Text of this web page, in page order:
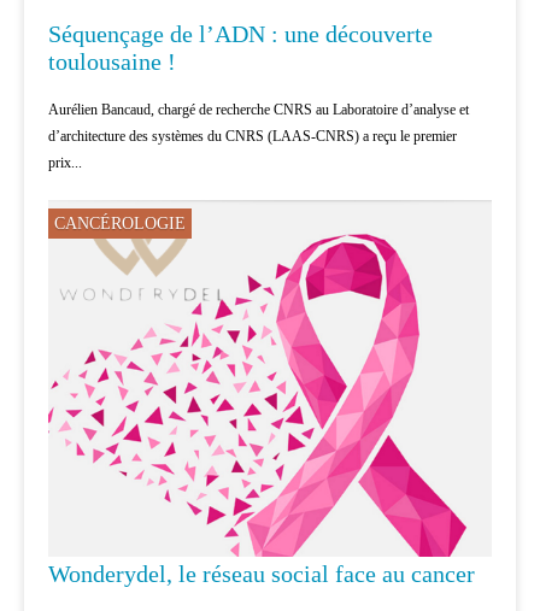
Séquençage de l’ADN : une découverte
toulousaine !
Aurélien Bancaud, chargé de recherche CNRS au Laboratoire d’analyse et
d’architecture des systèmes du CNRS (LAAS-CNRS) a reçu le premier
prix...
CANCÉROLOGIE
Wonderydel, le réseau social face au cancer